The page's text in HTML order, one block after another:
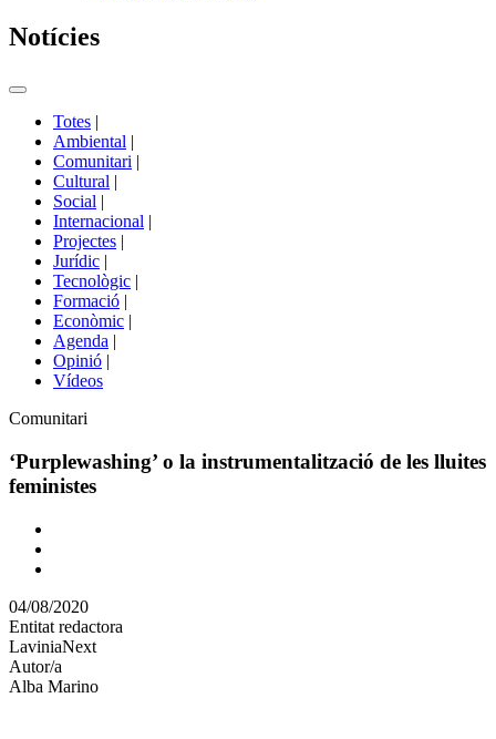
Notícies
Commutador
portals
Totes |
Ambiental |
Comunitari |
Cultural |
Social |
Internacional |
Projectes |
Jurídic |
Tecnològic |
Formació |
Econòmic |
Agenda |
Opinió |
Vídeos
Àmbit
la
notícia
Comunitari
‘Purplewashing’ o la instrumentalització de les lluites
feministes
Comparteix
altres
xarxes
socials
04/08/2020
Entitat redactora
LaviniaNext
Autor/a
Alba Marino